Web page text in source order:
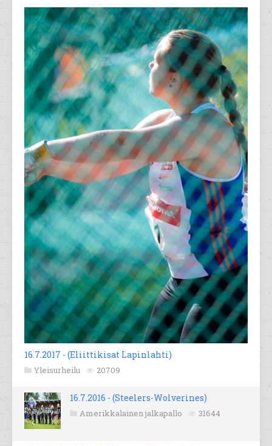
16.7.2017 - (Eliittikisat Lapinlahti)
Yleisurheilu 20709
16.7.2016 - (Steelers-Wolverines)
Amerikkalainen jalkapallo 31644